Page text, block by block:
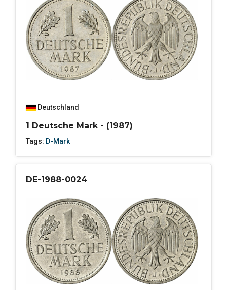
Deutschland
1 Deutsche Mark - (1987)
Tags: D-Mark
DE-1988-0024